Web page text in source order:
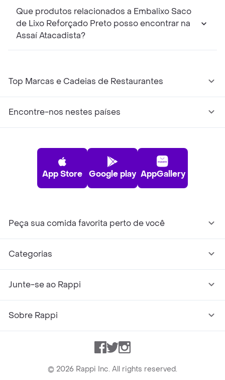
Que produtos relacionados a Embalixo Saco
de Lixo Reforçado Preto posso encontrar na
Assaí Atacadista?
Top Marcas e Cadeias de Restaurantes
Encontre-nos nestes países
App Store Google play AppGallery
Peça sua comida favorita perto de você
Categorias
Junte-se ao Rappi
Sobre Rappi
Facebook
TwitterInstagram
© 2026 Rappi Inc. All rights reserved.